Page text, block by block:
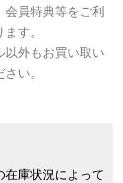
員特典等をご利
す。
以外もお買い取い
い。
庫状況によって